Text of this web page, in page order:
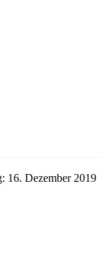
16. Dezember 2019